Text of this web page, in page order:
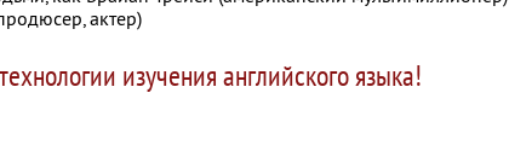
актер)
изучения английского языка!